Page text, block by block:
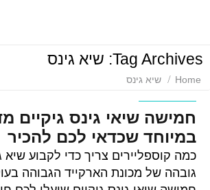
ביקורות סרטים
סדרות
Tag Archives: שיא גינס
Home שיא גינס
חמישה שיאי גינס גיקיים
במיוחד שכדאי לכם להכיר
כמה קוספליירים צריך כדי לקבוע שיא
גובהה של מכונת הארקייד הגבוהה